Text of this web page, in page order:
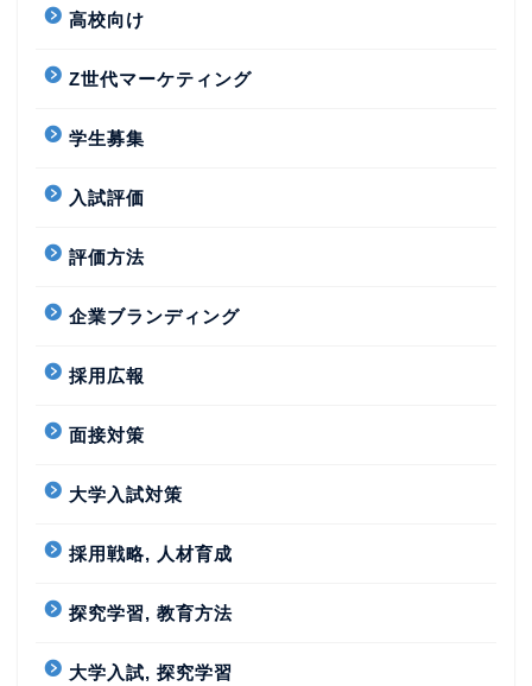
高校向け
Z世代マーケティング
学生募集
入試評価
評価方法
企業ブランディング
採用広報
面接対策
大学入試対策
採用戦略, 人材育成
探究学習, 教育方法
大学入試, 探究学習